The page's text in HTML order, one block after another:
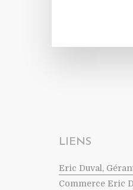
LIENS
Eric Duval,
Commerce Eric